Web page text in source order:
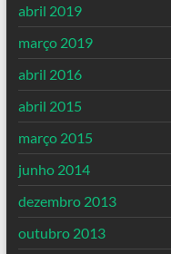
abril 2019
março 2019
abril 2016
abril 2015
março 2015
junho 2014
dezembro 2013
outubro 2013